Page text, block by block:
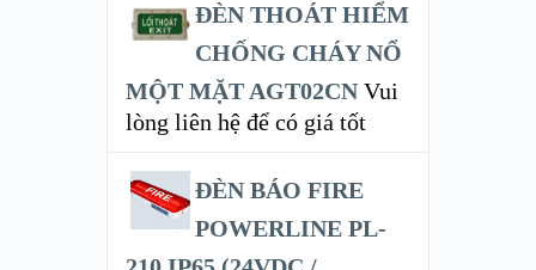
ĐÈN THOÁT HIỂM
CHỐNG CHÁY NỔ
MỘT MẶT AGT02CN Vui
lòng liên hệ để có giá tốt
ĐÈN BÁO FIRE
POWERLINE PL-